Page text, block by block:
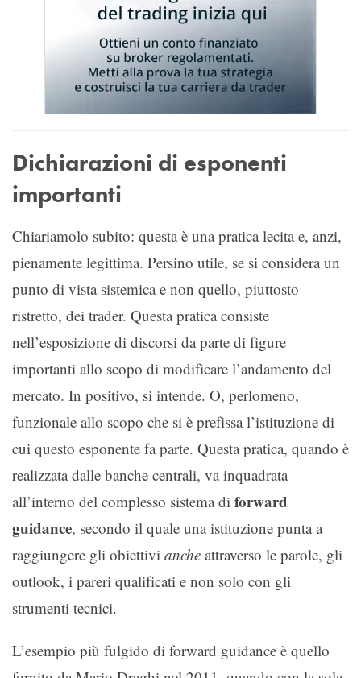
Dichiarazioni di esponenti
importanti
Chiariamolo subito: questa è una pratica lecita e, anzi,
pienamente legittima. Persino utile, se si considera un
punto di vista sistemica e non quello, piuttosto
ristretto, dei trader. Questa pratica consiste
nell’esposizione di discorsi da parte di figure
importanti allo scopo di modificare l’andamento del
mercato. In positivo, si intende. O, perlomeno,
funzionale allo scopo che si è prefissa l’istituzione di
cui questo esponente fa parte. Questa pratica, quando è
realizzata dalle banche centrali, va inquadrata
all’interno del complesso sistema di forward
guidance, secondo il quale una istituzione punta a
raggiungere gli obiettivi anche attraverso le parole, gli
outlook, i pareri qualificati e non solo con gli
strumenti tecnici.
L’esempio più fulgido di forward guidance è quello